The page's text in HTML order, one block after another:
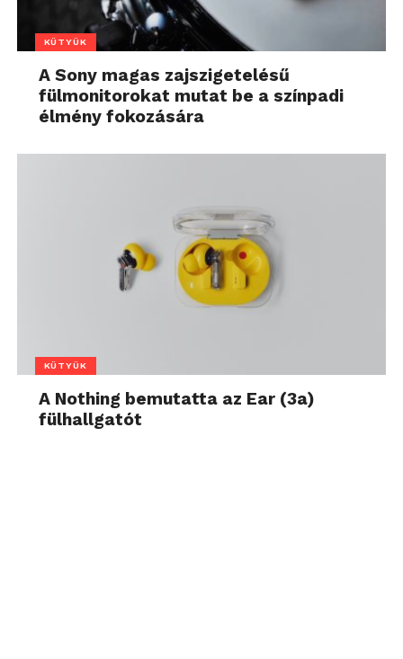
KÜTYÜK
A Sony magas zajszigetelésű
fülmonitorokat mutat be a színpadi
élmény fokozására
KÜTYÜK
A Nothing bemutatta az Ear (3a)
fülhallgatót